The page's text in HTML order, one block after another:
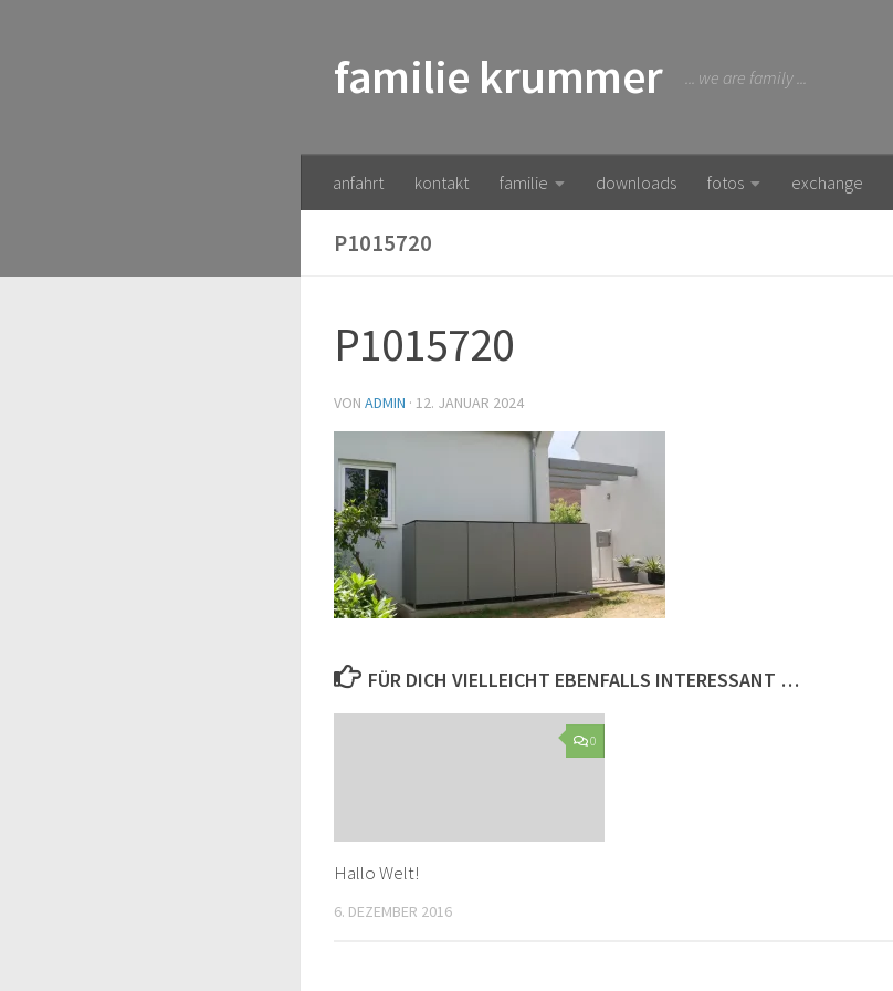
familie krummer ... we are family ...
anfahrt kontakt familie downloads fotos exchange
P1015720
P1015720
VON ADMIN · 12. JANUAR 2024
FÜR DICH VIELLEICHT EBENFALLS INTERESSANT …
0
Hallo Welt!
6. DEZEMBER 2016